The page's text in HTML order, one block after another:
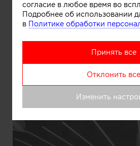
согласие в любое время во
Подробнее об использовании
в Политике обработки
Принять все
Отклонить все
Изменить